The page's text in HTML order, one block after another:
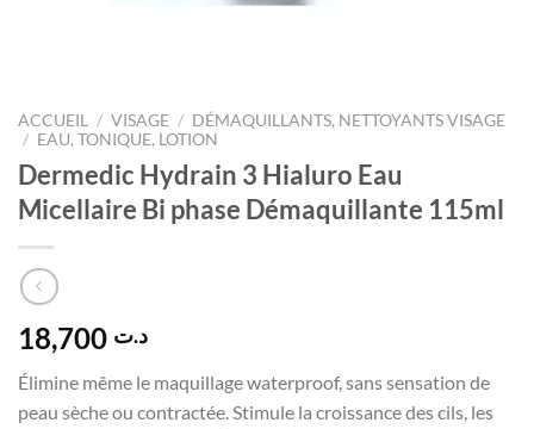
ACCUEIL / VISAGE / DÉMAQUILLANTS, NETTOYANTS VISAGE
/ EAU, TONIQUE, LOTION
Dermedic Hydrain 3 Hialuro Eau
Micellaire Bi phase Démaquillante 115ml
د.ت
Élimine même le maquillage waterproof, sans sensation de
peau sèche ou contractée. Stimule la croissance des cils, les